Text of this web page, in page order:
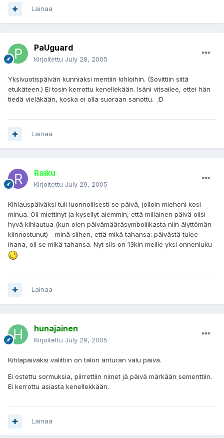
Lainaa
PaUguard
Kirjoitettu July 28, 2005
Yksivuotispäivän kunniaksi mentiin kihloihin. (Sovittiin siitä
etukäteen.) Ei tosin kerrottu kenellekään. Isäni vitsailee, ettei hän
tiedä vieläkään, koska ei olla suoraan sanottu. ;D
Lainaa
Raiku
Kirjoitettu July 29, 2005
Kihlauspäiväksi tuli luonnollisesti se päivä, jolloin mieheni kosi
minua. Oli miettinyt ja kysellyt aiemmin, että millainen päivä olisi
hyvä kihlautua (kun olen päivämääräsymboliikasta niin älyttömän
kiinnostunut) - minä siihen, että mikä tahansa: päivästä tulee
ihana, oli se mikä tahansa. Nyt siis on 13kin meille yksi onnenluku
Lainaa
hunajainen
Kirjoitettu July 29, 2005
Kihlapäiväksi valittiin on talon anturan valu päivä.
Ei ostettu sormuksia, piirrettiin nimet jä päivä märkään sementtiin.
Ei kerrottu asiasta kenellekkään.
Lainaa